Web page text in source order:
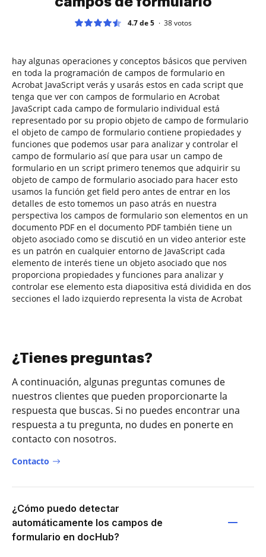
4.7 de 5 38votos
hay algunas operaciones y conceptos básicos que perviven
en toda la programación de campos de formulario en
Acrobat JavaScript verás y usarás estos en cada script que
tenga que ver con campos de formulario en Acrobat
JavaScript cada campo de formulario individual está
representado por su propio objeto de campo de formulario
el objeto de campo de formulario contiene propiedades y
funciones que podemos usar para analizar y controlar el
campo de formulario así que para usar un campo de
formulario en un script primero tenemos que adquirir su
objeto de campo de formulario asociado para hacer esto
usamos la función get field pero antes de entrar en los
detalles de esto tomemos un paso atrás en nuestra
perspectiva los campos de formulario son elementos en un
documento PDF en el documento PDF también tiene un
objeto asociado como se discutió en un video anterior este
es un patrón en cualquier entorno de JavaScript cada
elemento de interés tiene un objeto asociado que nos
proporciona propiedades y funciones para analizar y
controlar ese elemento esta diapositiva está dividida en dos
secciones el lado izquierdo representa la vista de Acrobat
¿Tienes preguntas?
A continuación, algunas preguntas comunes de
nuestros clientes que pueden proporcionarte la
respuesta que buscas. Si no puedes encontrar una
respuesta a tu pregunta, no dudes en ponerte en
contacto con nosotros.
Contacto
¿Cómo puedo detectar
automáticamente los campos de
formulario en docHub?